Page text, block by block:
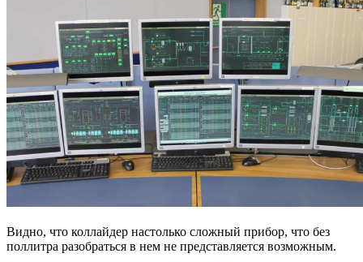
Видно, что коллайдер настолько сложный прибор, что без
поллитра разобраться в нем не представляется возможным.